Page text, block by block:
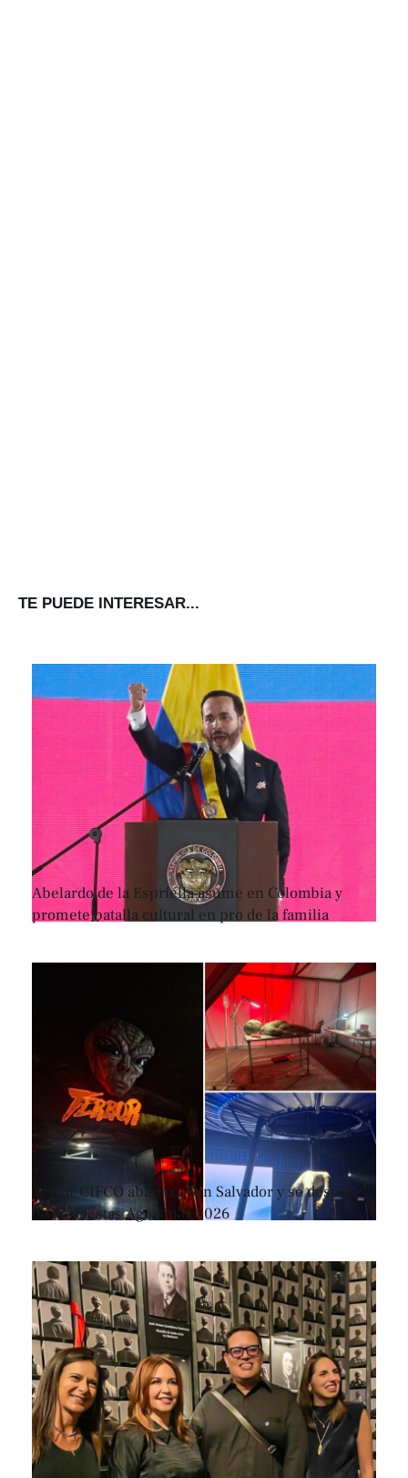
TE PUEDE INTERESAR...
Abelardo de la Espriella asume en Colombia y
promete batalla cultural en pro de la familia
Terror CIFCO abarrota San Salvador y se despide
de las Fiestas Agostinas 2026